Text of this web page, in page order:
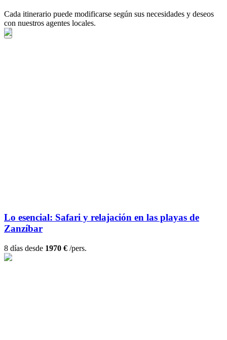
Cada itinerario puede modificarse según sus necesidades y deseos
con nuestros agentes locales.
Lo esencial: Safari y relajación en las playas de
Zanzíbar
8 días desde 1970 € /pers.